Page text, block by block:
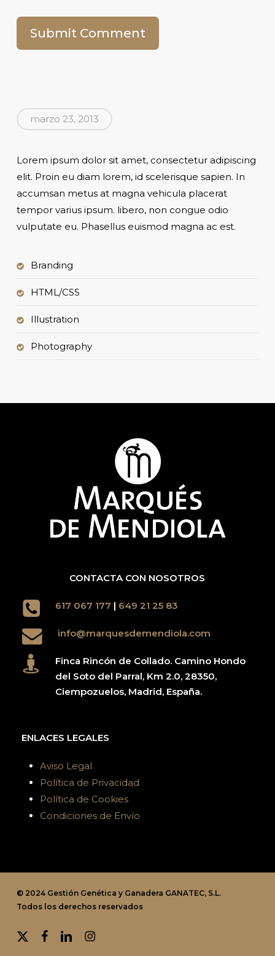
marzo 23, 2013
Lorem ipsum dolor sit amet, consectetur adipiscing
elit. Proin eu diam lorem, id scelerisque sapien. In
accumsan metus at magna vehicula placerat
tempor varius ipsum. libero, non congue odio
vulputate eu. Phasellus euismod magna ac est.
Branding
HTML/CSS
Illustration
Photography
CONTACTA CON NOSOTROS
617 067 177 | 649 21 25 83
info@marquesdemendiola.com
Finca Rincón de Collado. Camino Hondo
del Soto del Parral, Km 2.0, 28350,
Ciempozuelos, Madrid, España.
ENLACES LEGALES
Aviso Legal
Política de Privacidad
Política de Cookies
Condiciones de Envío
© 2024 Gestión Genética y Ganadera GANATEC, S.L.
Todos los derechos reservados
x-
facebooklinkedininstagram